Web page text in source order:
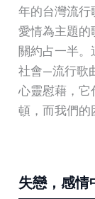
年的台灣流行
愛情為主題的
關約占一半。
社會—流行歌
心靈慰藉，它
頓，而我們的
失戀，感情